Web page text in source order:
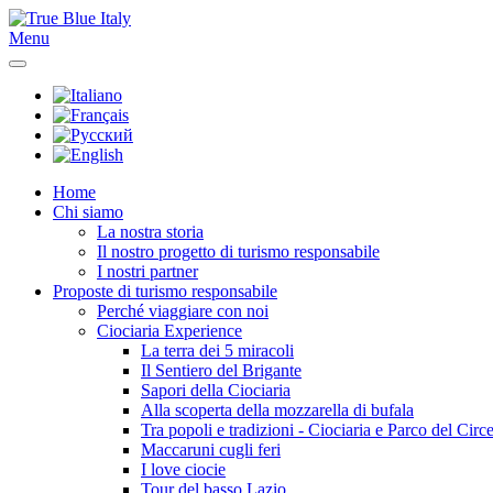
Menu
Home
Chi siamo
La nostra storia
Il nostro progetto di turismo responsabile
I nostri partner
Proposte di turismo responsabile
Perché viaggiare con noi
Ciociaria Experience
La terra dei 5 miracoli
Il Sentiero del Brigante
Sapori della Ciociaria
Alla scoperta della mozzarella di bufala
Tra popoli e tradizioni - Ciociaria e Parco del
Maccaruni cugli feri
I love ciocie
Tour del basso Lazio